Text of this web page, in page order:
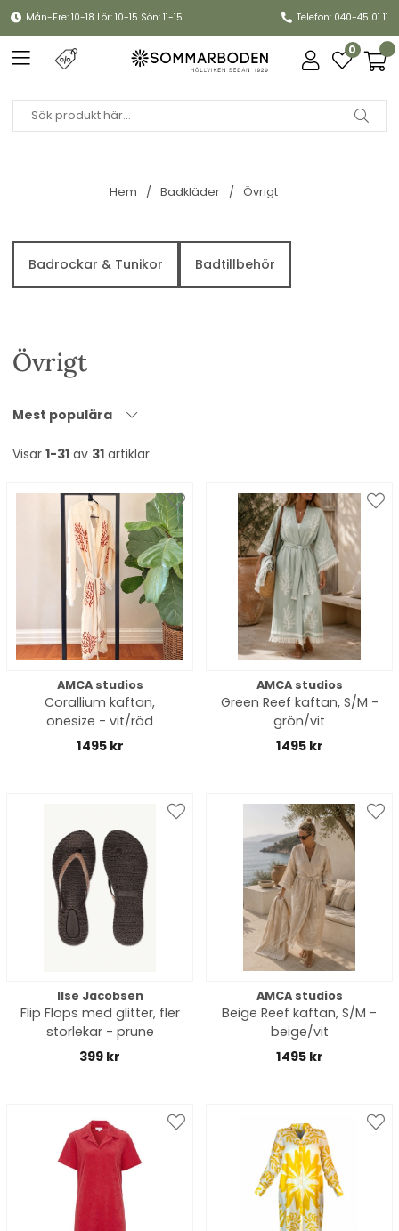
Mån-Fre: 10-18 Lör: 10-15 Sön: 11-15 Telefon: 040-45 01 11
0
Hem Badkläder Övrigt
Badrockar & Tunikor Badtillbehör
Övrigt
Mest populära
Visar 1-31 av 31 artiklar
AMCA studios
Corallium kaftan,
onesize - vit/röd
1495 kr
AMCA studios
Green Reef kaftan, S/M -
grön/vit
1495 kr
Ilse Jacobsen
Flip Flops med glitter, fler
storlekar - prune
399 kr
AMCA studios
Beige Reef kaftan, S/M -
beige/vit
1495 kr